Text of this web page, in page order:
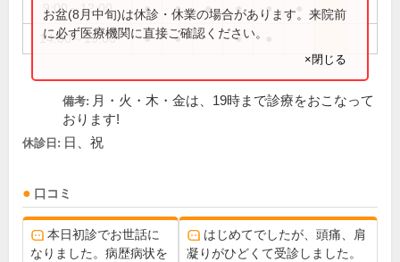
9:00～12:00 ● ● ● ● ●
14:00～19:00 ● ● ●
お盆(8月中旬)は休診・休業の場合があります。来院前
に必ず医療機関に直接ご確認ください。
×閉じる
備考: 月・火・木・金は、19時まで診療をおこなって
おります!
休診日: 日、祝
口コミ
本日初診でお世話に
なりました。病歴病状を
はじめてでしたが、頭痛、肩
凝りがひどくて受診しました。